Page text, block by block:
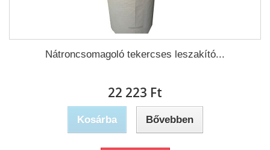
Nátroncsomagoló tekercses leszakító...
22 223 Ft‎
Kosárba Bővebben